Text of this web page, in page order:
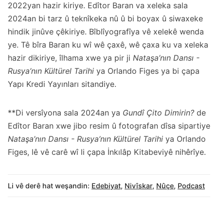
2022yan hazir kiriye. Edîtor Baran va xeleka sala
2024an bi tarz û teknîkeka nû û bi boyax û siwaxeke
hindik jinûve çêkiriye. Bîblîyografîya vê xelekê wenda
ye. Tê bîra Baran ku wî wê çaxê, wê çaxa ku va xeleka
hazir dikiriye, îlhama xwe ya pir ji Nataşa’nın Dansı -
Rusya’nın Kültürel Tarihi ya Orlando Figes ya bi çapa
Yapı Kredi Yayınları sitandiye.
**Di versîyona sala 2024an ya Gundî Çito Dimirin? de
Edîtor Baran xwe jibo resim û fotografan dîsa sipartiye
Nataşa’nın Dansı - Rusya’nın Kültürel Tarihi ya Orlando
Figes, lê vê carê wî li çapa İnkılâp Kitabeviyê nihêrîye.
Li vê derê hat weşandin: Edebiyat, Nivîskar, Nûçe, Podcast